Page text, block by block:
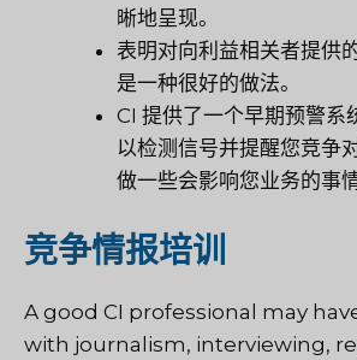
晰地呈现。
表明对向利益相关者提供
是一种很好的做法。
CI 提供了一个早期预警系
以检测信号并提醒您竞争
做一些会影响您业务的事情
竞争情报培训
A good CI professional may
with journalism, interviewing,